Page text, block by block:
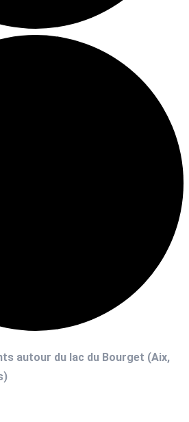
autour du lac du Bourget (Aix,